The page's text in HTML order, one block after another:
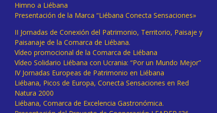
Himno a Liébana
Presentación de la Marca “Liébana Conecta Sensaciones»
II Jornadas de Conexión del Patrimonio, Territorio, Paisaje y
Paisanaje de la Comarca de Liébana.
Vídeo promocional de la Comarca de Liébana
Vídeo Solidario Liébana con Ucrania: “Por un Mundo Mejor”
IV Jornadas Europeas de Patrimonio en Liébana
Liébana, Picos de Europa, Conecta Sensaciones en Red
Natura 2000
Liébana, Comarca de Excelencia Gastronómica.